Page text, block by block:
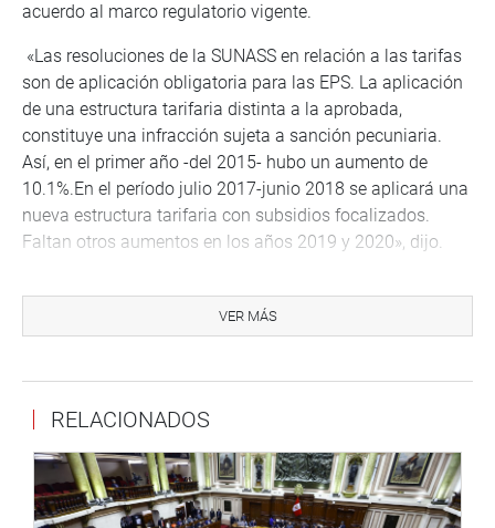
acuerdo al marco regulatorio vigente.
«Las resoluciones de la SUNASS en relación a las tarifas
son de aplicación obligatoria para las EPS. La aplicación
de una estructura tarifaria distinta a la aprobada,
constituye una infracción sujeta a sanción pecuniaria.
Así, en el primer año -del 2015- hubo un aumento de
10.1%.En el período julio 2017-junio 2018 se aplicará una
nueva estructura tarifaria con subsidios focalizados.
Faltan otros aumentos en los años 2019 y 2020», dijo.
de la población de Lima y el 8% se abastece del líquido
elemento con camiones cisternas y en el que pagan entre
que la tarifa social es de 1.23 soles y la tarifa doméstica
El presidente de la Comisión de Defensa del Consumidor,
Miguel Castro (FP), suspendió la sesión al promediar las
VER MÁS
RELACIONADOS